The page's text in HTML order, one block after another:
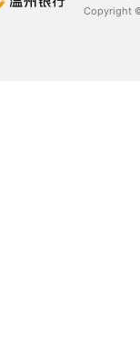
Copyright ©